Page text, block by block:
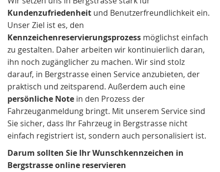
Kundenzufriedenheit und Benutzerfreundlichkeit ein.
Unser Ziel ist es, den
Kennzeichenreservierungsprozess möglichst einfach
zu gestalten. Daher arbeiten wir kontinuierlich daran,
ihn noch zugänglicher zu machen. Wir sind stolz
darauf, in Bergstrasse einen Service anzubieten, der
praktisch und zeitsparend. Außerdem auch eine
persönliche Note in den Prozess der
Fahrzeuganmeldung bringt. Mit unserem Service sind
Sie sicher, dass Ihr Fahrzeug in Bergstrasse nicht
einfach registriert ist, sondern auch personalisiert ist.
Darum sollten Sie Ihr Wunschkennzeichen in
Bergstrasse online reservieren